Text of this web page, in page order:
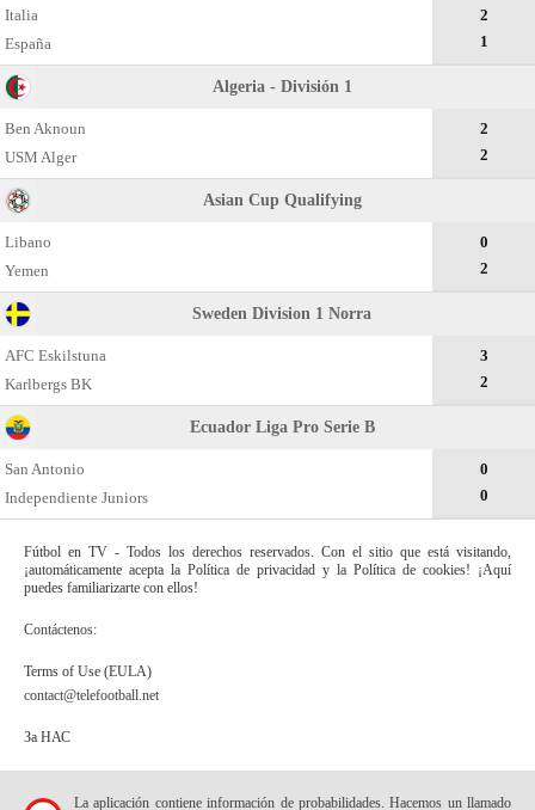
Italia
España
2
1
Algeria - División 1
Ben Aknoun
USM Alger
2
2
Asian Cup Qualifying
Libano
Yemen
0
2
Sweden Division 1 Norra
AFC Eskilstuna
Karlbergs BK
3
2
Ecuador Liga Pro Serie B
San Antonio
Independiente Juniors
0
0
Fútbol en TV - Todos los derechos reservados. Con el sitio que está visitando,
¡automáticamente acepta la Política de privacidad y la Política de cookies! ¡Aquí
puedes familiarizarte con ellos!
Contáctenos:
Terms of Use (EULA)
contact@telefootball.net
За НАС
La aplicación contiene información de probabilidades. Hacemos un llamado